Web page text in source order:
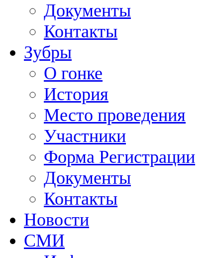
Документы
Контакты
Зубры
О гонке
История
Место проведения
Участники
Форма Регистрации
Документы
Контакты
Новости
СМИ